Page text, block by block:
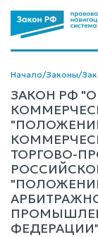
Начало/Законы/
ЗАКОН РФ
ТОРГОВО-
ФЕДЕРАЦИИ")